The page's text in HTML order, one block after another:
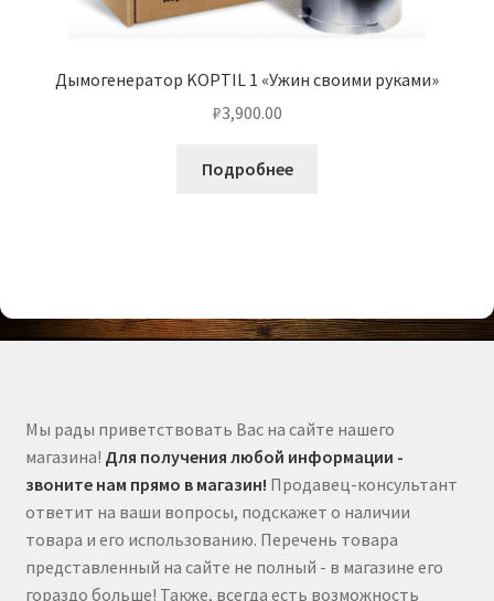
Дымогенератор KOPTIL 1 «Ужин своими руками»
₽3,900.00
Подробнее
Мы рады приветствовать Вас на сайте нашего
магазина! Для получения любой информации -
звоните нам прямо в магазин! Продавец-консультант
ответит на ваши вопросы, подскажет о наличии
товара и его использованию. Перечень товара
представленный на сайте не полный - в магазине его
гораздо больше! Также, всегда есть возможность